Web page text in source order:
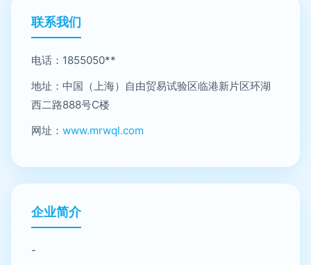
联系我们
电话：1855050**
地址：中国（上海）自由贸易试验区临港新片区环湖
西二路888号C楼
网址： www.mrwql.com
企业简介
-